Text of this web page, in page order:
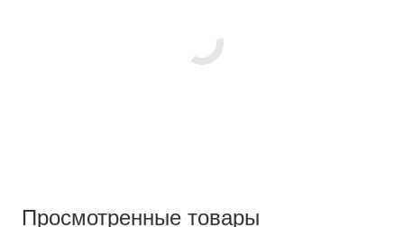
Просмотренные товары